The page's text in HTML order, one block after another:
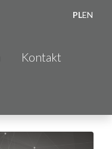
Kontakt
PLEN